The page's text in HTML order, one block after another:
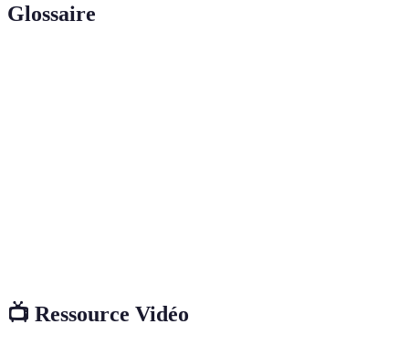
Glossaire
📺 Ressource Vidéo